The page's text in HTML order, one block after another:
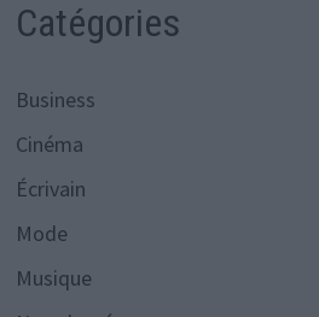
Catégories
Business
Cinéma
Écrivain
Mode
Musique